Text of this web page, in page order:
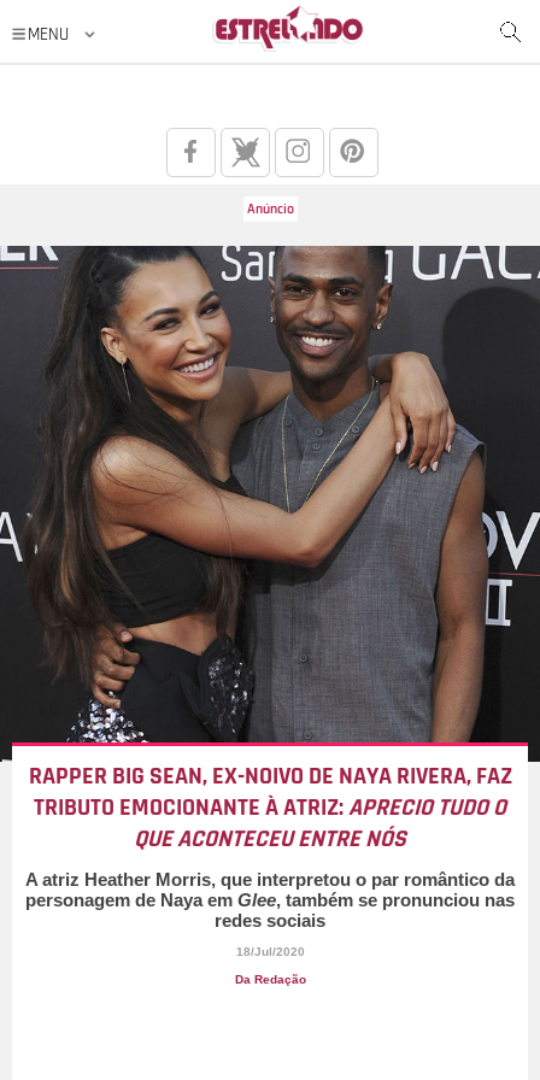
RAPPER BIG SEAN, EX-NOIVO DE NAYA RIVERA, FAZ
TRIBUTO EMOCIONANTE À ATRIZ:APRECIO TUDO O
QUE ACONTECEU ENTRE NÓS
A atriz Heather Morris, que interpretou o par romântico da
personagem de Naya em Glee, também se pronunciou nas
redes sociais
18/Jul/2020
Da Redação